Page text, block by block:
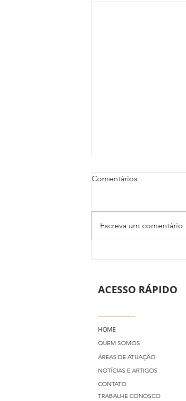
Residenciais
Comentários
Escreva um comentário
ACESSO RÁPIDO
HOME
QUEM SOMOS
ÁREAS DE ATUAÇÃO
NOTÍCIAS E ARTIGOS
CONTATO
TRABALHE CONOSCO